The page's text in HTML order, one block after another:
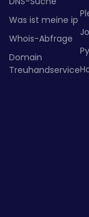
Was ist meine ip
Whois-Abfrage
Domain
Treuhandservice